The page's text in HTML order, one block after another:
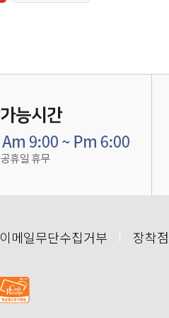
이메일무단수집거부 장착